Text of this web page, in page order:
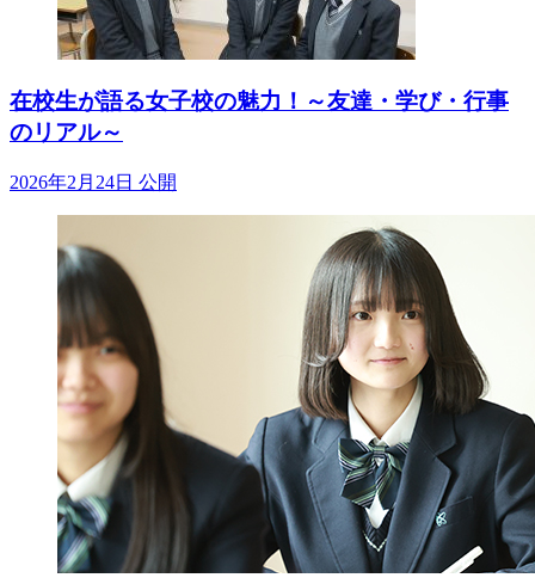
在校生が語る女子校の魅力！～友達・学び・行事
のリアル～
2026年2月24日 公開